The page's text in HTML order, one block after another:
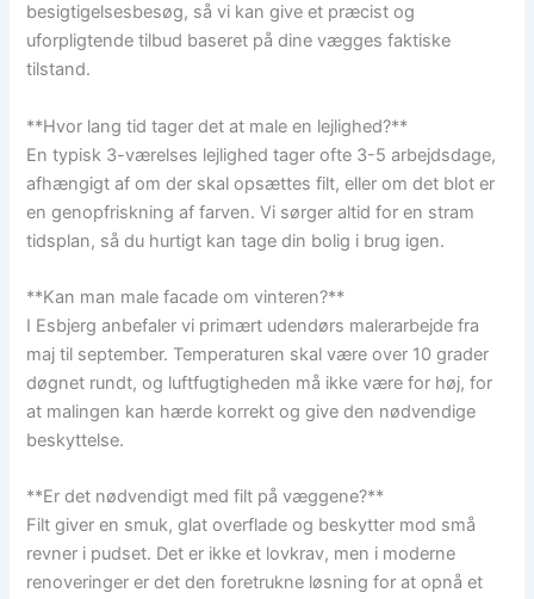
besigtigelsesbesøg, så vi kan give et præcist og
uforpligtende tilbud baseret på dine vægges faktiske
tilstand.
**Hvor lang tid tager det at male en lejlighed?**
En typisk 3-værelses lejlighed tager ofte 3-5 arbejdsdage,
afhængigt af om der skal opsættes filt, eller om det blot er
en genopfriskning af farven. Vi sørger altid for en stram
tidsplan, så du hurtigt kan tage din bolig i brug igen.
**Kan man male facade om vinteren?**
I Esbjerg anbefaler vi primært udendørs malerarbejde fra
maj til september. Temperaturen skal være over 10 grader
døgnet rundt, og luftfugtigheden må ikke være for høj, for
at malingen kan hærde korrekt og give den nødvendige
beskyttelse.
**Er det nødvendigt med filt på væggene?**
Filt giver en smuk, glat overflade og beskytter mod små
revner i pudset. Det er ikke et lovkrav, men i moderne
renoveringer er det den foretrukne løsning for at opnå et